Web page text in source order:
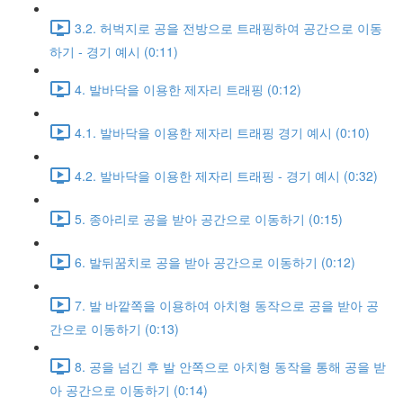
3.2. 허벅지로 공을 전방으로 트래핑하여 공간으로 이동
하기 - 경기 예시 (0:11)
4. 발바닥을 이용한 제자리 트래핑 (0:12)
4.1. 발바닥을 이용한 제자리 트래핑 경기 예시 (0:10)
4.2. 발바닥을 이용한 제자리 트래핑 - 경기 예시 (0:32)
5. 종아리로 공을 받아 공간으로 이동하기 (0:15)
6. 발뒤꿈치로 공을 받아 공간으로 이동하기 (0:12)
7. 발 바깥쪽을 이용하여 아치형 동작으로 공을 받아 공
간으로 이동하기 (0:13)
8. 공을 넘긴 후 발 안쪽으로 아치형 동작을 통해 공을 받
아 공간으로 이동하기 (0:14)